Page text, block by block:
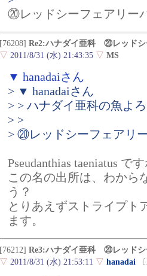
⑳レッドシーフェアリー
[76208] Re2:ハナダイ亜科 ⑳レッドシ
▽ 2011/8/31 (水) 21:43:35 ▽ MS
▼ hanadaiさん
> ▼ hanadaiさん
> > ハナダイ亜科の魚よ
> >
> ⑳レッドシーフェアリ
Pseudanthias taeniatus で
この名の出所は、わから
う？
とりあえずストライプト
ます。
[76212] Re3:ハナダイ亜科 ⑳レッドシ
▽ 2011/8/31 (水) 21:53:11 ▽ hanadai 〔